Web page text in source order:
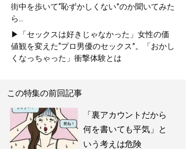
街中を歩いて“恥ずかしくない”のか聞いてみた
ら...
▶「セックスは好きじゃなかった」女性の価
値観を変えた“プロ男優のセックス”。「おかし
くなっちゃった」衝撃体験とは
この特集の前回記事
「裏アカウントだから
何を書いても平気」と
いう考えは危険